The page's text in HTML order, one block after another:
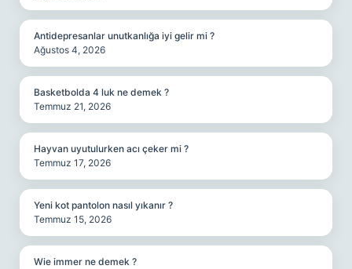
Antidepresanlar unutkanlığa iyi gelir mi ?
Ağustos 4, 2026
Basketbolda 4 luk ne demek ?
Temmuz 21, 2026
Hayvan uyutulurken acı çeker mi ?
Temmuz 17, 2026
Yeni kot pantolon nasıl yıkanır ?
Temmuz 15, 2026
Wie immer ne demek ?